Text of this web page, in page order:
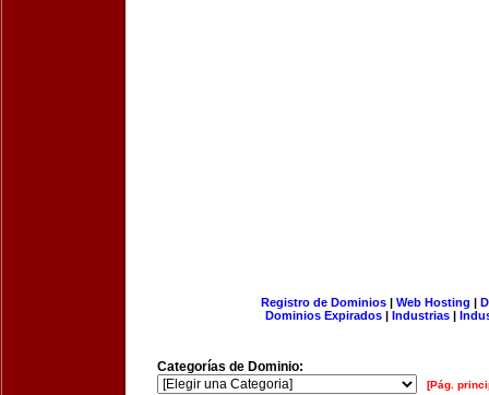
Registro de Dominios| Web Hosting |
Dominios Expirados | Industrias |
Categorías de Dominio:
[Pág.